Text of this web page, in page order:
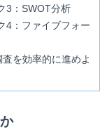
3：SWOT分析
4：ファイブフォー
を効率的に進めよ